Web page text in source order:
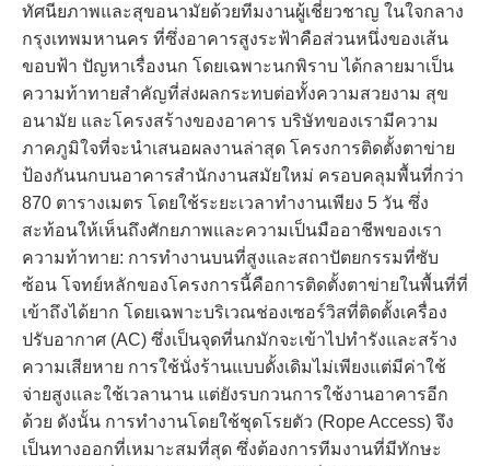
ทัศนียภาพและสุขอนามัยด้วยทีมงานผู้เชี่ยวชาญ ในใจกลาง
กรุงเทพมหานคร ที่ซึ่งอาคารสูงระฟ้าคือส่วนหนึ่งของเส้น
ขอบฟ้า ปัญหาเรื่องนก โดยเฉพาะนกพิราบ ได้กลายมาเป็น
ความท้าทายสำคัญที่ส่งผลกระทบต่อทั้งความสวยงาม สุข
อนามัย และโครงสร้างของอาคาร บริษัทของเรามีความ
ภาคภูมิใจที่จะนำเสนอผลงานล่าสุด โครงการติดตั้งตาข่าย
ป้องกันนกบนอาคารสำนักงานสมัยใหม่ ครอบคลุมพื้นที่กว่า
870 ตารางเมตร โดยใช้ระยะเวลาทำงานเพียง 5 วัน ซึ่ง
สะท้อนให้เห็นถึงศักยภาพและความเป็นมืออาชีพของเรา
ความท้าทาย: การทำงานบนที่สูงและสถาปัตยกรรมที่ซับ
ซ้อน โจทย์หลักของโครงการนี้คือการติดตั้งตาข่ายในพื้นที่ที่
เข้าถึงได้ยาก โดยเฉพาะบริเวณช่องเซอร์วิสที่ติดตั้งเครื่อง
ปรับอากาศ (AC) ซึ่งเป็นจุดที่นกมักจะเข้าไปทำรังและสร้าง
ความเสียหาย การใช้นั่งร้านแบบดั้งเดิมไม่เพียงแต่มีค่าใช้
จ่ายสูงและใช้เวลานาน แต่ยังรบกวนการใช้งานอาคารอีก
ด้วย ดังนั้น การทำงานโดยใช้ชุดโรยตัว (Rope Access) จึง
เป็นทางออกที่เหมาะสมที่สุด ซึ่งต้องการทีมงานที่มีทักษะ